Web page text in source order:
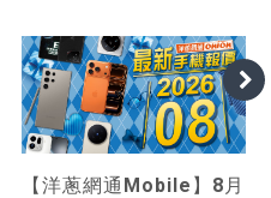
【洋蔥網通Mobile】8月